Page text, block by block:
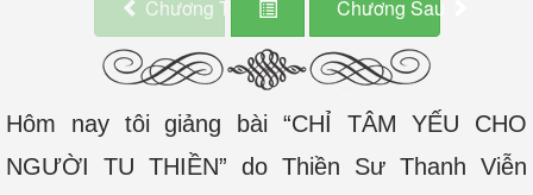
Chương Trước Chương Sau
Hôm nay tôi giảng bài “CHỈ TÂM YẾU CHO
NGƯỜI TU THIỀN” do Thiền Sư Thanh Viễn